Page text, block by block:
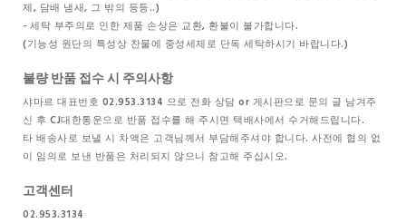
제, 담배 냄새, 그 밖의 등등..)
- 세탁 부주의로 인한 제품 손상은 교환, 환불이 불가합니다.
(기능성 원단의 특성상 찬물에 중성세제로 단독 세탁하시기 바랍니다.)
불량 반품 접수 시 주의사항
샤마르 대표번호 02.953.3134 으로 전화 상담 or 게시판으로 문의 글 남겨주
신 후 CJ대한통운으로 반품 접수를 해 주시면 택배사에서 수거해드립니다.
타 배송사로 보낼 시 차액은 고객님께서 부담해주셔야 합니다. 사전에 협의 없
이 임의로 보낸 반품은 처리되지 않으니 참고해 주십시오.
고객센터
02.953.3134